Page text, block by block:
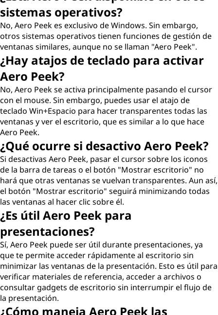
sistemas operativos?
No, Aero Peek es exclusivo de Windows. Sin embargo,
otros sistemas operativos tienen funciones de gestión de
ventanas similares, aunque no se llaman "Aero Peek".
¿Hay atajos de teclado para activar
Aero Peek?
No, Aero Peek se activa principalmente pasando el cursor
con el mouse. Sin embargo, puedes usar el atajo de
teclado Win+Espacio para hacer transparentes todas las
ventanas y ver el escritorio, que es similar a lo que hace
Aero Peek.
¿Qué ocurre si desactivo Aero Peek?
Si desactivas Aero Peek, pasar el cursor sobre los iconos
de la barra de tareas o el botón "Mostrar escritorio" no
hará que otras ventanas se vuelvan transparentes. Aun así,
el botón "Mostrar escritorio" seguirá minimizando todas
las ventanas al hacer clic sobre él.
¿Es útil Aero Peek para
presentaciones?
Sí, Aero Peek puede ser útil durante presentaciones, ya
que te permite acceder rápidamente al escritorio sin
minimizar las ventanas de la presentación. Esto es útil para
verificar materiales de referencia, acceder a archivos o
consultar gadgets de escritorio sin interrumpir el flujo de
la presentación.
¿Cómo maneja Aero Peek las